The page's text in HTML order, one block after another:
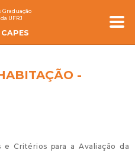
Graduação
UFRJ
-
Critérios para a Avaliação da